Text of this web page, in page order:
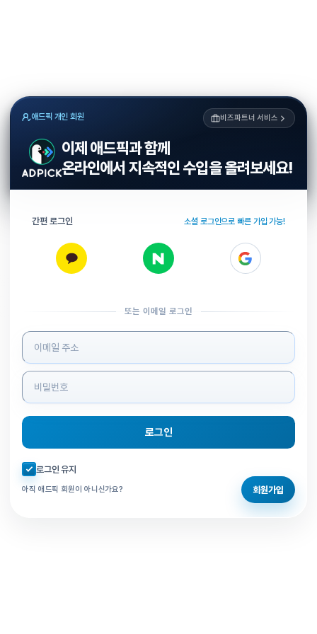
애드픽 개인 회원 비즈파트너 서비스
이제 애드픽과 함께
온라인에서 지속적인 수입을 올려보세요!
간편 로그인 소셜 로그인으로 빠른 가입 가능!
또는 이메일 로그인
로그인 정보 입력
로그인
자동로그인 체크
로그인 유지
아직 애드픽 회원이 아니신가요? 회원가입